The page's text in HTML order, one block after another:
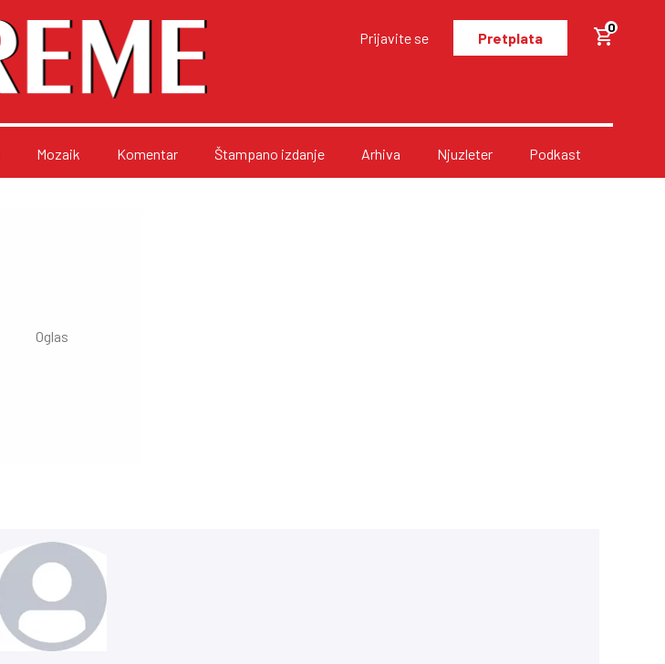
Prijavite se Pretplata
0
Mozaik Komentar Štampano izdanje Arhiva Njuzleter Podkast